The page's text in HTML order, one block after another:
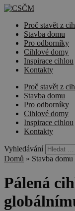
Proč stavět z
Stavba domu
Pro odborníky
Cihlové domy
Inspirace cihlou
Kontakty
Proč stavět z
Stavba domu
Pro odborníky
Cihlové domy
Inspirace cihlou
Kontakty
Vyhledávání
Domů » Stavba domu
Pálená